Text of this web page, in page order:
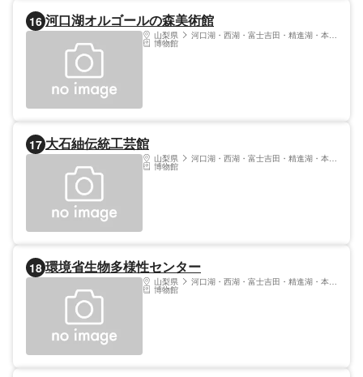
16 河口湖オルゴールの森美術館
山梨県 河口湖・西湖・富士吉田・精進湖・本栖湖
博物館
17 大石紬伝統工芸館
山梨県 河口湖・西湖・富士吉田・精進湖・本栖湖
博物館
18 環境省生物多様性センター
山梨県 河口湖・西湖・富士吉田・精進湖・本栖湖
博物館